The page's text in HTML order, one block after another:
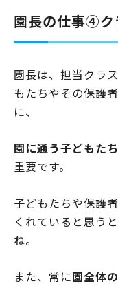
識がなければ
てしまう」と
園長の仕事④ク
園長は、担当クラ
もたちやその保護
に、
園に通う子どもた
重要です。
子どもたちや保護
くれていると思う
ね。
また、常に園全体